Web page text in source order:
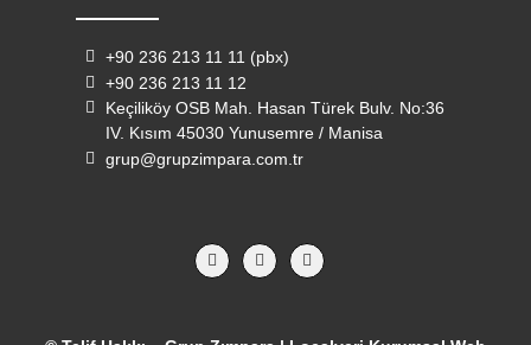
+90 236 213 11 11 (pbx)
+90 236 213 11 12
Keçiliköy OSB Mah. Hasan Türek Bulv. No:36
IV. Kısım 45030 Yunusemre / Manisa
grup@grupzimpara.com.tr